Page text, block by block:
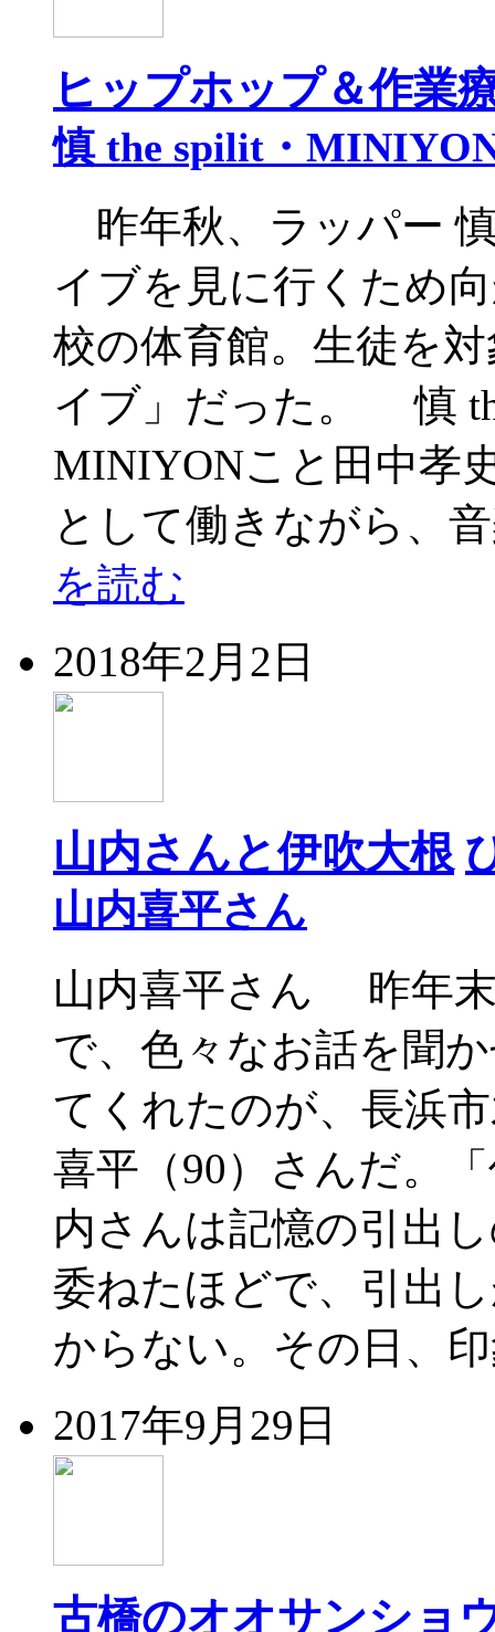
ヒップホップ＆作業
慎 the spilit・
昨年秋、ラッパー
イブを見に行くため
校の体育館。生徒を
イブ」だった。 慎
MINIYONこと田中孝
として働きながら、
を読む
2018年2月2日
山内さんと伊吹大根
山内喜平さん
山内喜平さん 昨年
で、色々なお話を聞
てくれたのが、長浜
喜平（90）さんだ。
内さんは記憶の引出
委ねたほどで、引出
からない。その日、
2017年9月29日
古橋のオオサンショ